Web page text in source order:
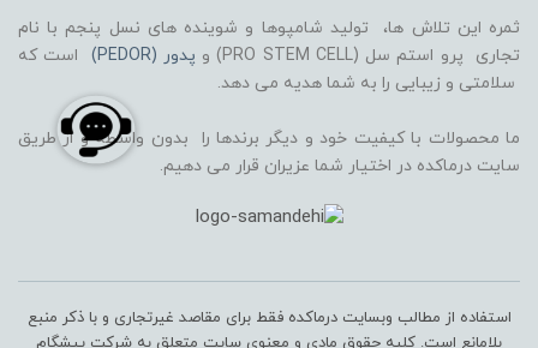
ثمره این تلاش ها، تولید شامپوها و شوینده های نسل پنجم با نام
تجاری پرو استم سل (PRO STEM CELL) و
پدور (PEDOR)
است که
سلامتی و زیبایی را به شما هدیه می دهد.
ما محصولات با کیفیت خود و دیگر برندها را بدون واسطه و از طریق
سایت درماکده در اختیار شما عزیران قرار می دهیم.
استفاده از مطالب وبسایت درماکده فقط برای مقاصد غیرتجاری و با ذکر منبع
بلامانع است. کلیه حقوق مادی و معنوی سایت متعلق به شرکت پیشگام